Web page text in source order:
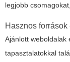
legjobb
Hasznos
Ajánlott weboldalak
tapasztalatokkal